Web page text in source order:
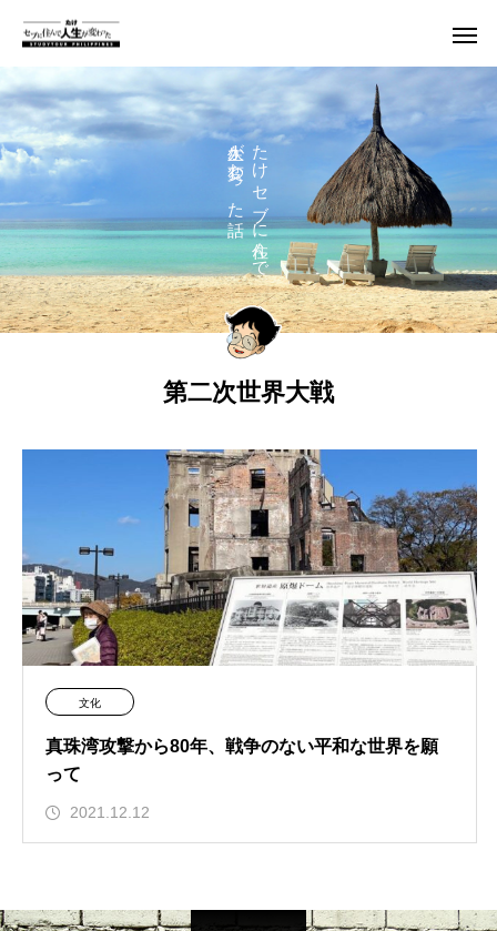
たけ セブに住んで
人生が変わった話
第二次世界大戦
文化
真珠湾攻撃から80年、戦争のない平和な世界を願
って
2021.12.12